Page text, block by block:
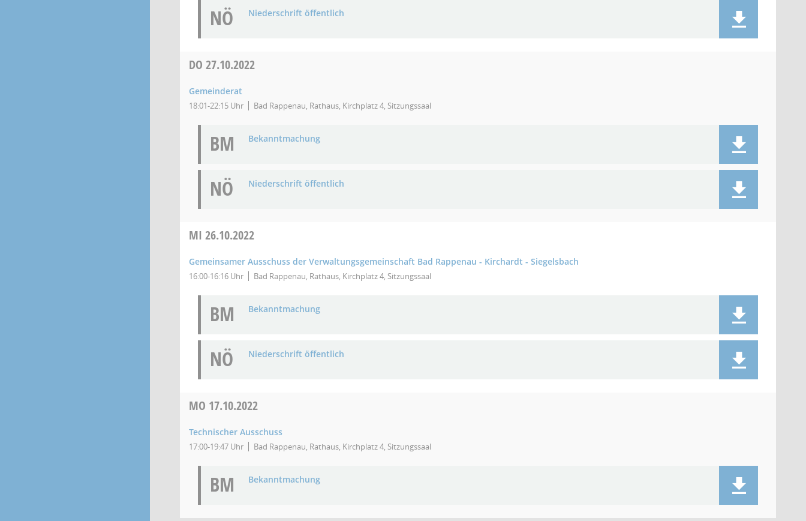
NÖ Niederschrift öffentlich
DO 27.10.2022
Gemeinderat
18:01-22:15 Uhr Bad Rappenau, Rathaus, Kirchplatz 4, Sitzungssaal
BM Bekanntmachung
NÖ Niederschrift öffentlich
MI 26.10.2022
Gemeinsamer Ausschuss der Verwaltungsgemeinschaft Bad Rappenau - Kirchardt - Siegelsbach
16:00-16:16 Uhr Bad Rappenau, Rathaus, Kirchplatz 4, Sitzungssaal
BM Bekanntmachung
NÖ Niederschrift öffentlich
MO 17.10.2022
Technischer Ausschuss
17:00-19:47 Uhr Bad Rappenau, Rathaus, Kirchplatz 4, Sitzungssaal
BM Bekanntmachung